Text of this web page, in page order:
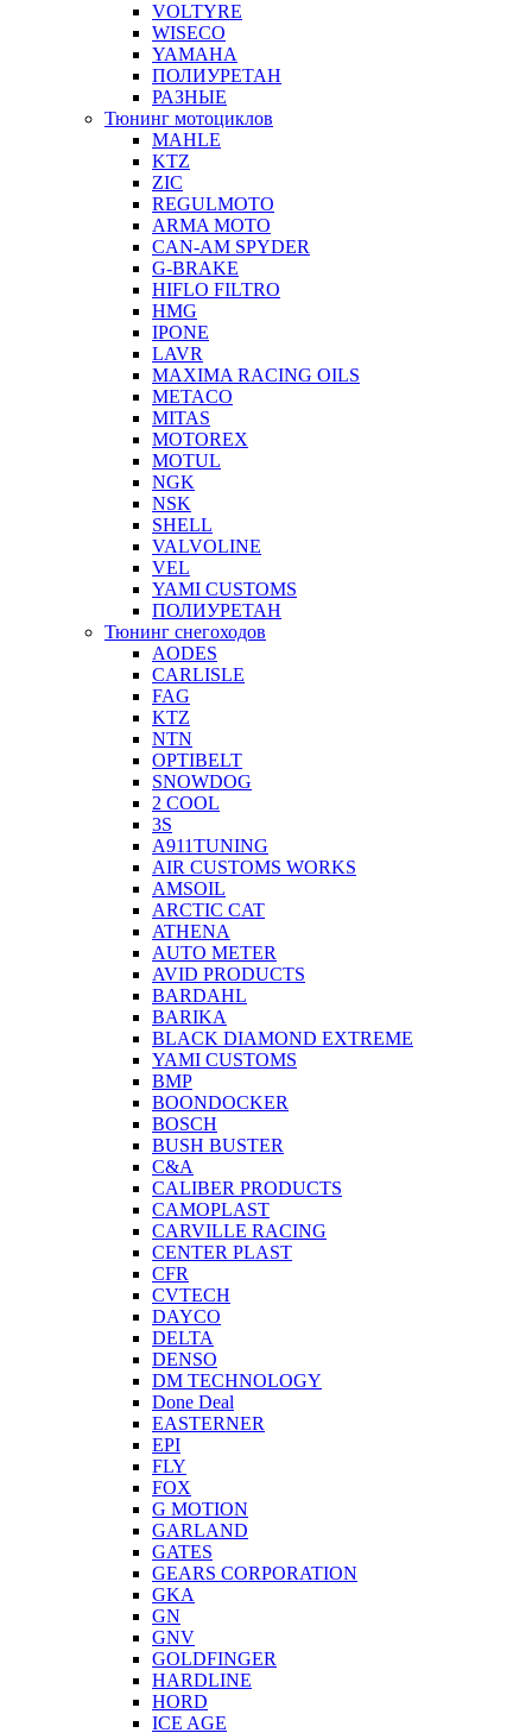
VOLTYRE
WISECO
YAMAHA
ПОЛИУРЕТАН
РАЗНЫЕ
Тюнинг мотоциклов
MAHLE
KTZ
ZIC
REGULMOTO
ARMA MOTO
CAN-AM SPYDER
G-BRAKE
HIFLO FILTRO
HMG
IPONE
LAVR
MAXIMA RACING OILS
METACO
MITAS
MOTOREX
MOTUL
NGK
NSK
SHELL
VALVOLINE
VEL
YAMI CUSTOMS
ПОЛИУРЕТАН
Тюнинг снегоходов
AODES
CARLISLE
FAG
KTZ
NTN
OPTIBELT
SNOWDOG
2 СOOL
3S
A911TUNING
AIR CUSTOMS WORKS
AMSOIL
ARCTIC CAT
ATHENA
AUTO METER
AVID PRODUCTS
BARDAHL
BARIKA
BLACK DIAMOND EXTREME
YAMI CUSTOMS
BMP
BOONDOCKER
BOSCH
BUSH BUSTER
C&A
CALIBER PRODUCTS
CAMOPLAST
CARVILLE RACING
CENTER PLAST
CFR
CVTECH
DAYCO
DELTA
DENSO
DM TECHNOLOGY
Done Deal
EASTERNER
EPI
FLY
FOX
G MOTION
GARLAND
GATES
GEARS CORPORATION
GKA
GN
GNV
GOLDFINGER
HARDLINE
HORD
ICE AGE